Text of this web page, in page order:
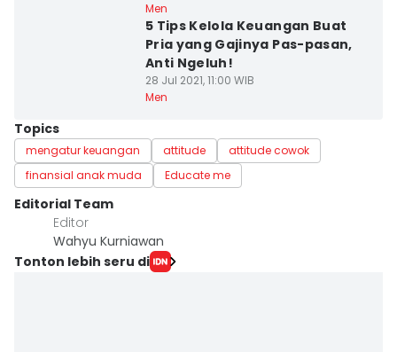
Men
5 Tips Kelola Keuangan Buat
Pria yang Gajinya Pas-pasan,
Anti Ngeluh!
28 Jul 2021, 11:00 WIB
Men
Topics
mengatur keuangan attitude
attitude cowok
finansial anak muda
Educate me
Editorial Team
Editor
Wahyu Kurniawan
Tonton lebih seru di